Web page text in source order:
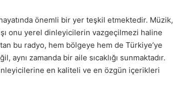
önemli bir yer teşkil etmektedir. Müzik,
onu yerel dinleyicilerin vazgeçilmezi haline
bu radyo, hem bölgeye hem de Türkiye’ye
aynı zamanda bir aile sıcaklığı sunmaktadır.
en kaliteli ve en özgün içerikleri